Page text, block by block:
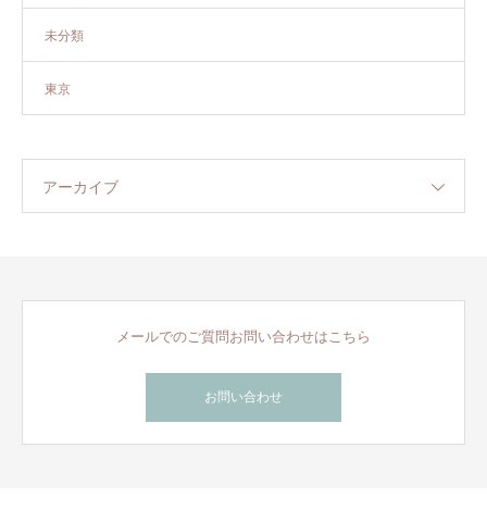
未分類
東京
アーカイブ
メールでのご質問お問い合わせはこちら
お問い合わせ